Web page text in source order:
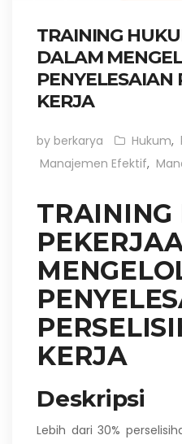
TRAINING
DALAM
PENYELESAIAN
KERJA
by berkarya Hukum,
Manajemen Efektif,
TRAINING
KERJA
Deskripsi
Lebih dari 30%